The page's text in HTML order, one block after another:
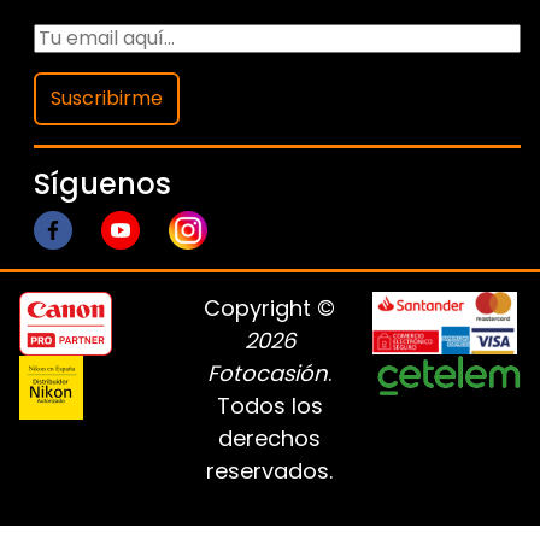
Suscribirme
Síguenos
Copyright ©
2026
Fotocasión.
Todos los
derechos
reservados.